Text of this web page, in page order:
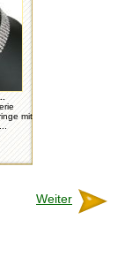
mit
Weiter